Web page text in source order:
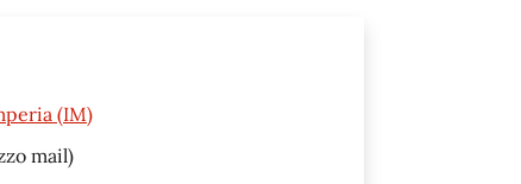
(IM)
mail)